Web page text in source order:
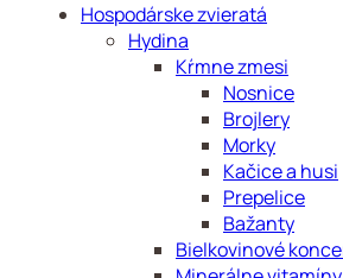
Hospodárske zvieratá
Hydina
Kŕmne zmesi
Nosnice
Brojlery
Morky
Kačice a husi
Prepelice
Bažanty
Bielkovinové